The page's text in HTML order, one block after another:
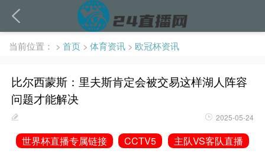
当前位置： > 首页 > 体育资讯 > 欧冠杯资讯
比尔西蒙斯：里夫斯肯定会被交易这样湖人阵容
问题才能解决
2025-05-24
世界杯直播专属链接 CCTV5 主队VS客队直播